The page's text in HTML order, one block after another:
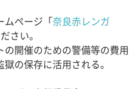
ムページ「奈良赤レンガ
さい。
開催のための警備等の費用
の保存に活用される。